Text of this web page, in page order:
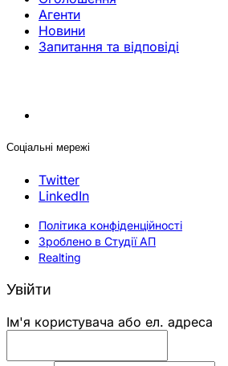
Агенти
Новини
Запитання та відповіді
Соціальні мережі
Twitter
LinkedIn
Політика конфіденційності
Зроблено в Студії АП
Realting
Увійти
Ім'я користувача або ел. адреса